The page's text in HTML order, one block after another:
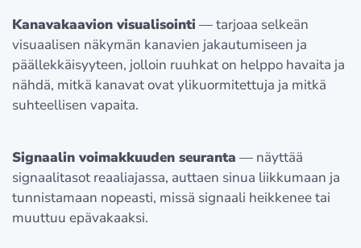
Kanavakaavion visualisointi — tarjoaa selkeän
visuaalisen näkymän kanavien jakautumiseen ja
päällekkäisyyteen, jolloin ruuhkat on helppo havaita ja
nähdä, mitkä kanavat ovat ylikuormitettuja ja mitkä
suhteellisen vapaita.
Signaalin voimakkuuden seuranta — näyttää
signaalitasot reaaliajassa, auttaen sinua liikkumaan ja
tunnistamaan nopeasti, missä signaali heikkenee tai
muuttuu epävakaaksi.